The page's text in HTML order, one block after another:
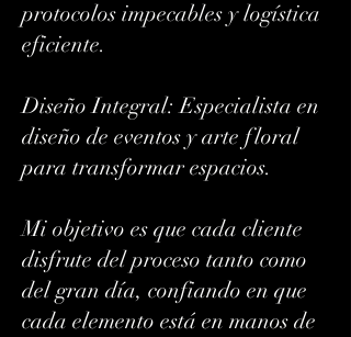
protocolos impecables y logística
eficiente.
​Diseño Integral: Especialista en
diseño de eventos y arte floral
para transformar espacios.
​Mi objetivo es que cada cliente
disfrute del proceso tanto como
del gran día, confiando en que
cada elemento está en manos de